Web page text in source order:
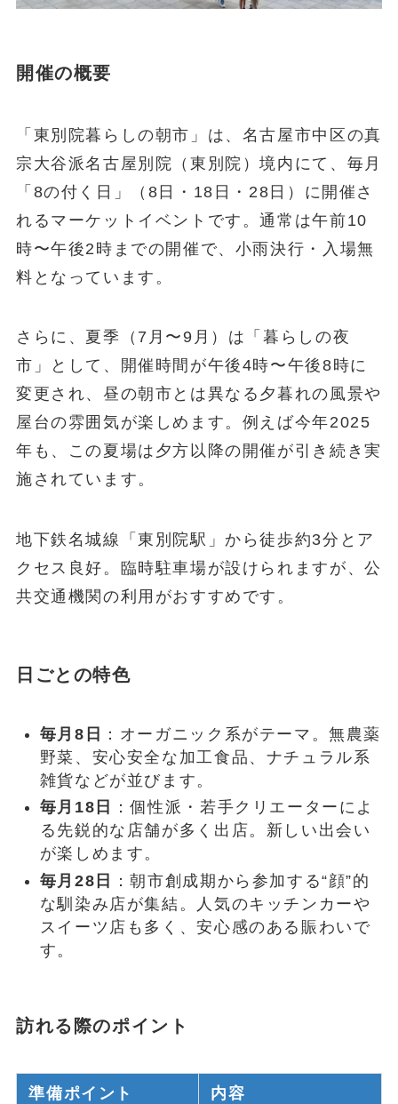
開催の概要
「東別院暮らしの朝市」は、名古屋市中区の真
宗大谷派名古屋別院（東別院）境内にて、毎月
「8の付く日」（8日・18日・28日）に開催さ
れるマーケットイベントです。通常は午前10
時〜午後2時までの開催で、小雨決行・入場無
料となっています。
さらに、夏季（7月〜9月）は「暮らしの夜
市」として、開催時間が午後4時〜午後8時に
変更され、昼の朝市とは異なる夕暮れの風景や
屋台の雰囲気が楽しめます。例えば今年2025
年も、この夏場は夕方以降の開催が引き続き実
施されています。
地下鉄名城線「東別院駅」から徒歩約3分とア
クセス良好。臨時駐車場が設けられますが、公
共交通機関の利用がおすすめです。
日ごとの特色
毎月8日
：オーガニック系がテーマ。無農薬
野菜、安心安全な加工食品、ナチュラル系
雑貨などが並びます。
毎月18日
：個性派・若手クリエーターによ
る先鋭的な店舗が多く出店。新しい出会い
が楽しめます。
毎月28日
：朝市創成期から参加する“顔”的
な馴染み店が集結。人気のキッチンカーや
スイーツ店も多く、安心感のある賑わいで
す。
訪れる際のポイント
準備ポイント 内容